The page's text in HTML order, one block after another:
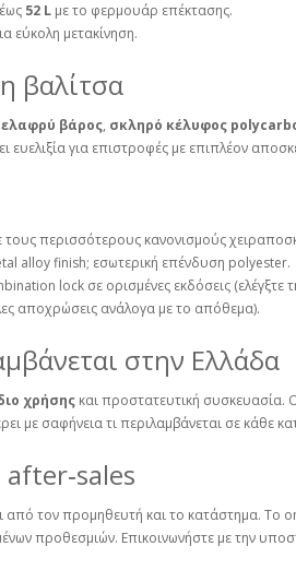
52 L με το φερμουάρ επέκτασης.
εύκολη μετακίνηση.
βαλίτσα
ελαφρύ βάρος, σκληρό κέλυφος
για επιστροφές με επιπλέον
περισσότερους κανονισμούς
alloy finish; εσωτερική επένδυση polyester.
lock σε ορισμένες εκδόσεις (ελέγξτε
αποχρώσεις ανάλογα με το απόθεμα).
στην Ελλάδα
χρήσης και προστατευτική συσκευασία.
με σαφήνεια τι περιλαμβάνεται σε κάθε
τον προμηθευτή και το κατάστημα. Το
προθεσμιών. Επικοινωνήστε με την